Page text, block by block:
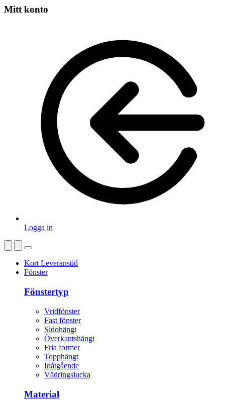
Mitt konto
Logga in
Kort Leveranstid
Fönster
Fönstertyp
Vridfönster
Fast fönster
Sidohängt
Överkantshängt
Fria former
Topphängt
Inåtgående
Vädringslucka
Material